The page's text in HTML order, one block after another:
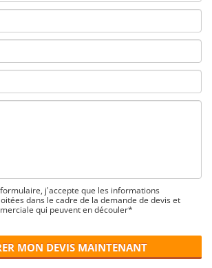
j'accepte que les informations
dans le cadre de la demande de devis et
qui peuvent en découler*
MON DEVIS MAINTENANT